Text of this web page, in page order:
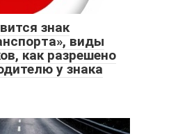
знак
виды
как разрешено
у знака